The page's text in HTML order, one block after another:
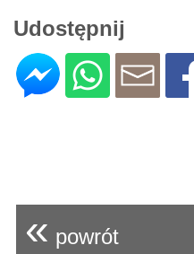
Udostępnij
« powrót